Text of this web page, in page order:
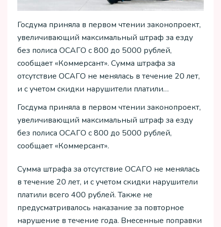
Госдума приняла в первом чтении законопроект,
увеличивающий максимальный штраф за езду
без полиса ОСАГО с 800 до 5000 рублей,
сообщает «Коммерсант». Сумма штрафа за
отсутствие ОСАГО не менялась в течение 20 лет,
и с учетом скидки нарушители платили…
Госдума приняла в первом чтении законопроект,
увеличивающий максимальный штраф за езду
без полиса ОСАГО с 800 до 5000 рублей,
сообщает «Коммерсант».
Сумма штрафа за отсутствие ОСАГО не менялась
в течение 20 лет, и с учетом скидки нарушители
платили всего 400 рублей. Также не
предусматривалось наказание за повторное
нарушение в течение года. Внесенные поправки